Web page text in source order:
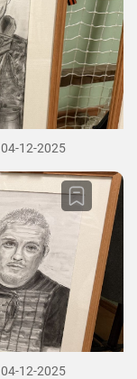
04-12-2025
04-12-2025